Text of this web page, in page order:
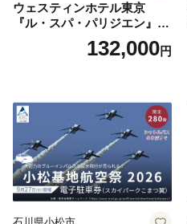
ウェスティンホテル東京
『ル・スパ・パリジエン』選
べるボディセラピー90分/1名
132,000円